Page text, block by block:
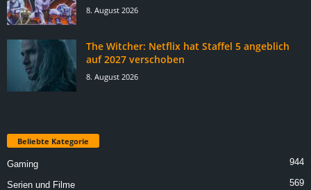
8. August 2026
The Witcher: Netflix hat Staffel 5 angeblich
auf 2027 verschoben
8. August 2026
Beliebte Kategorie
Gaming 944
Serien und Filme 569